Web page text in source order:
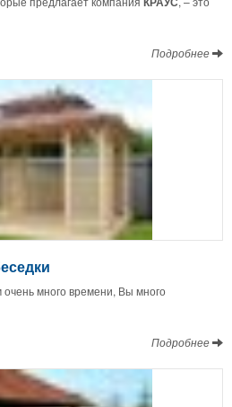
Подробнее
много времени, Вы много
Подробнее